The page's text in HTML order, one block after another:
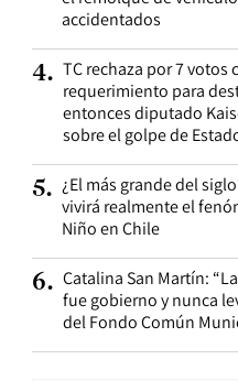
accidentados
4. TC rechaza por 7 votos
requerimiento para
entonces diputado
sobre el golpe de
5. ¿El más grande del
vivirá realmente el
Niño en Chile
6. Catalina San Martín:
fue gobierno y nunca
del Fondo Común